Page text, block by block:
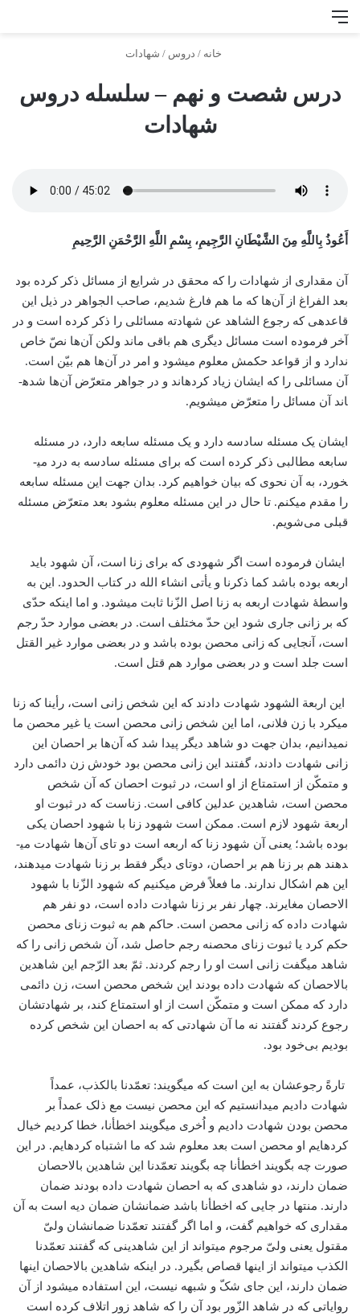
منو
خانه / دروس / شهادات
درس شصت و نهم – سلسله دروس
شهادات
أَعُوذُ بِاللَّهِ مِنَ الشَّيْطَانِ الرَّجِيمِ، بِسْمِ اللَّهِ الرَّحْمَنِ الرَّحِيمِ
آن مقداری از شهادات را که محقق در شرایع از مسائل ذکر کرده بود
بعد الفراغ از آن‌ها که ما هم فارغ شدیم، صاحب الجواهر در ذیل این
قاعده­ی که رجوع الشاهد عن شهادته مسائلی را ذکر کرده است و در
آخر فرموده است مسائل دیگری هم باقی ماند ولکن آن‌ها نصّ خاص
ندارد و از قواعد حکمش معلوم می­شود و امر در آن‌ها هم بیّن است.
آن مسائلی را که ایشان زیاد کرده­اند و در جواهر متعرّض آن‌ها شده­
اند آن مسائل را متعرّض می­شویم.
ایشان یک مسئله سادسه دارد و یک مسئله سابعه دارد، در مسئله
سابعه مطالبی ذکر کرده است که برای مسئله سادسه به درد می­
خورد، به آن نحوی که بیان خواهیم کرد. بدان جهت این مسئله سابعه
را مقدم می­کنم. تا حال در این مسئله معلوم بشود بعد متعرّض مسئله
قبلی می‌شویم.
ایشان فرموده است اگر شهودی که برای زنا است، آن شهود باید
اربعه بوده باشد کما ذکرنا و یأتی انشاء الله در کتاب الحدود. این به
واسطۀ شهادت اربعه به زنا اصل الزّنا ثابت می­شود. و اما اینکه حدّی
که بر زانی جاری شود این حدّ مختلف است. در بعضی موارد حدّ رجم
است، آنجایی که زانی محصن بوده باشد و در بعضی موارد غیر القتل
است جلد است و در بعضی موارد هم قتل است.
این اربعة الشهود شهادت دادند که این شخص زانی است، رأینا که زنا
می­کرد با زن فلانی، اما این شخص زانی محصن است یا غیر محصن ما
نمی­دانیم، بدان جهت دو شاهد دیگر پیدا شد که آن‌ها بر احصان این
زانی شهادت دادند، گفتند این زانی محصن بود خودش زن دائمی دارد
و متمکّن از استمتاع از او است، در ثبوت احصان که آن شخص
محصن است، شاهدین عدلین کافی است. زناست که در ثبوت او
اربعة شهود لازم است. ممکن است شهود زنا با شهود احصان یکی
بوده باشد؛ یعنی آن شهود زنا که اربعه است دو تای آن‌ها شهادت می­
دهند هم بر زنا هم بر احصان، دوتای دیگر فقط بر زنا شهادت می­دهند،
این هم اشکال ندارند. ما فعلاً فرض می­کنیم که شهود الزّنا با شهود
الاحصان مغایرند. چهار نفر بر زنا شهادت داده است، دو نفر هم
شهادت داده که زانی محصن است. حاکم هم به ثبوت زنای محصن
حکم کرد یا ثبوت زنای محصنه رجم حاصل شد، آن شخص زانی را که
شاهد می­گفت زانی است او را رجم کردند. ثمّ بعد الرّجم این شاهدین
بالاحصان که شهادت داده بودند این شخص محصن است، زن دائمی
دارد که ممکن است و متمکّن است از او استمتاع کند، بر شهادتشان
رجوع کردند گفتند نه ما آن شهادتی که به احصان این شخص کرده
بودیم بی‌خود بود.
تارةً رجوعشان به این است که می­گویند: تعمّدنا بالکذب، عمداً
شهادت دادیم می­دانستیم که این محصن نیست مع ذلک عمداً بر
محصن بودن شهادت دادیم و اُخری می­گویند اخطأنا، خطا کردیم خیال
کرده­ایم او محصن است بعد معلوم شد که ما اشتباه کرده­ایم. در این
صورت چه بگویند اخطأنا چه بگویند تعمّدنا این شاهدین بالاحصان
ضمان دارند، دو شاهدی که به احصان شهادت داده بودند ضمان
دارند. منتها در جایی که اخطأنا باشد ضمانشان ضمان دیه است به آن
مقداری که خواهیم گفت، و اما اگر گفتند تعمّدنا ضمانشان ولیّ
مقتول یعنی ولیّ مرجوم می­تواند از این شاهدینی که گفتند تعمّدنا
الکذب می­تواند از اینها قصاص بگیرد. در اینکه شاهدین بالاحصان اینها
ضمان دارند، این جای شکّ و شبهه نیست، این استفاده می­شود از آن
روایاتی که در شاهد الزّور بود آن را که شاهد زور اتلاف کرده است